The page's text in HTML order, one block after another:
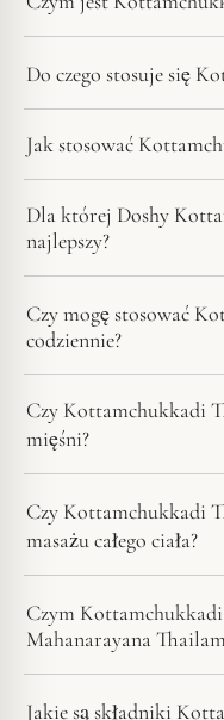
Do czego stosuje się
Jak stosować
Dla której Doshy
najlepszy?
Czy mogę stosować
codziennie?
Czy Kottamchukkadi
mięśni?
Czy Kottamchukkadi
masażu całego ciała?
Czym
Mahanarayana
Jakie są składniki